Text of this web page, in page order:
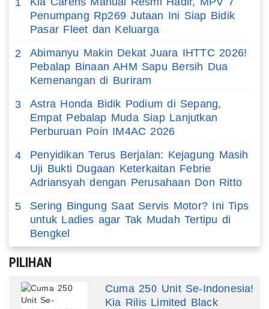
Penumpang Rp269 Jutaan Ini Siap Bidik
Pasar Fleet dan Keluarga
2
Abimanyu Makin Dekat Juara IHTTC 2026!
Pebalap Binaan AHM Sapu Bersih Dua
Kemenangan di Buriram
3
Astra Honda Bidik Podium di Sepang,
Empat Pebalap Muda Siap Lanjutkan
Perburuan Poin IM4AC 2026
4
Penyidikan Terus Berjalan: Kejagung Masih
Uji Bukti Dugaan Keterkaitan Febrie
Adriansyah dengan Perusahaan Don Ritto
5
Sering Bingung Saat Servis Motor? Ini Tips
untuk Ladies agar Tak Mudah Tertipu di
Bengkel
PILIHAN
Cuma 250 Unit Se-Indonesia!
Kia Rilis Limited Black